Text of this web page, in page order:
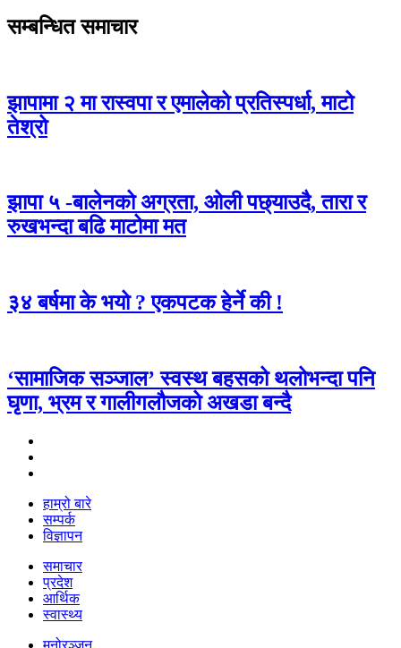
सम्बन्धित समाचार
झापामा २ मा रास्वपा र एमालेको प्रतिस्पर्धा, माटो
तेश्रो
झापा ५ -बालेनको अग्रता, ओली पछ्याउदै, तारा र
रुखभन्दा बढि माटोमा मत
३४ बर्षमा के भयो ? एकपटक हेर्ने की !
‘सामाजिक सञ्जाल’ स्वस्थ बहसको थलोभन्दा पनि
घृणा, भ्रम र गालीगलौजको अखडा बन्दै
हाम्रो बारे
सम्पर्क
विज्ञापन
समाचार
प्रदेश
आर्थिक
स्वास्थ्य
मनोरञ्जन